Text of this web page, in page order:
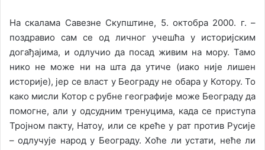
На скалама Савезне Скупштине, 5. октобра 2000. г. –
поздравио сам се од личног учешћа у историјским
догађајима, и одлучио да посад живим на мору. Тамо
нико не може ни на шта да утиче (иако није лишен
историје), јер се власт у Београду не обара у Котору. То
како мисли Котор с рубне географије може Београду да
помогне, али у одсудним тренуцима, када се приступа
Тројном пакту, Натоу, или се креће у рат против Русије
– одлучује народ у Београду. Хоће ли устати, неће ли